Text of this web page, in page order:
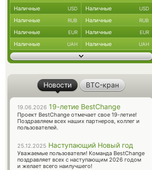
Наличные USD Наличные USD
Наличные RUB Наличные RUB
Наличные EUR Наличные EUR
Наличные UAH Наличные UAH
Новости BTC-кран
19.06.2026 19-летие BestChange
Проект BestChange отмечает свое 19-летие!
Поздравляем всех наших партнеров, коллег и
пользователей.
25.12.2025 Наступающий Новый год
Уважаемые пользователи! Команда BestChange
поздравляет всех с наступающим 2026 годом
и желает всего наилучшего!